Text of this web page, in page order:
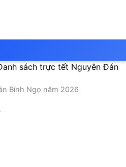
sách trực tết Nguyên Đán
Bính Ngọ năm 2026